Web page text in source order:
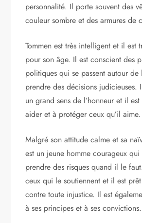
personnalité. Il porte souvent des
couleur sombre et des armures de
Tommen est très intelligent et il est
pour son âge. Il est conscient des
politiques qui se passent autour
prendre des décisions judicieuses.
un grand sens de l’honneur et il
aider et à protéger ceux qu’il aime.
Malgré son attitude calme et sa
est un jeune homme courageux qui
prendre des risques quand il le
ceux qui le soutiennent et il est
contre toute injustice. Il est
à ses principes et à ses convictions.